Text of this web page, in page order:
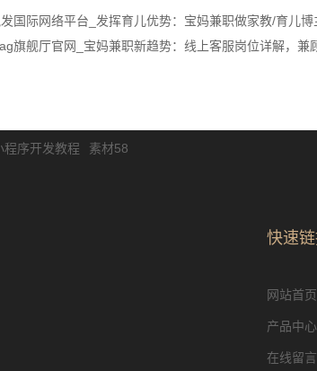
国际网络平台_发挥育儿优势：宝妈兼职做家教/育儿
旗舰厅官网_宝妈兼职新趋势：线上客服岗位详解，兼
程序开发教程 素材58
快速
网站首页
产品中心
在线留言